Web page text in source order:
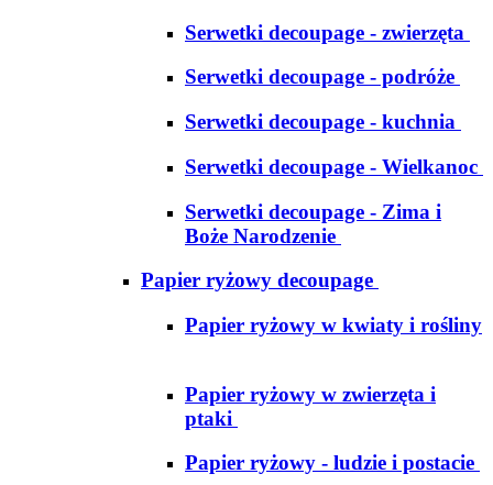
Serwetki decoupage - zwierzęta
Serwetki decoupage - podróże
Serwetki decoupage - kuchnia
Serwetki decoupage - Wielkanoc
Serwetki decoupage - Zima i
Boże Narodzenie
Papier ryżowy decoupage
Papier ryżowy w kwiaty i rośliny
Papier ryżowy w zwierzęta i
ptaki
Papier ryżowy - ludzie i postacie